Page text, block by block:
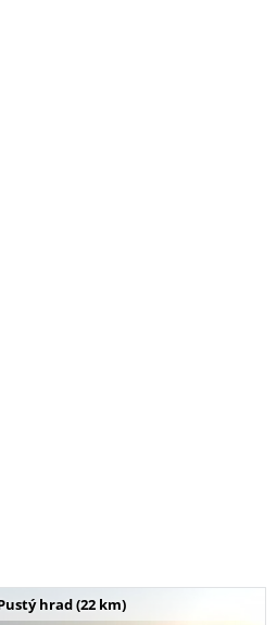
hrad (22 km)